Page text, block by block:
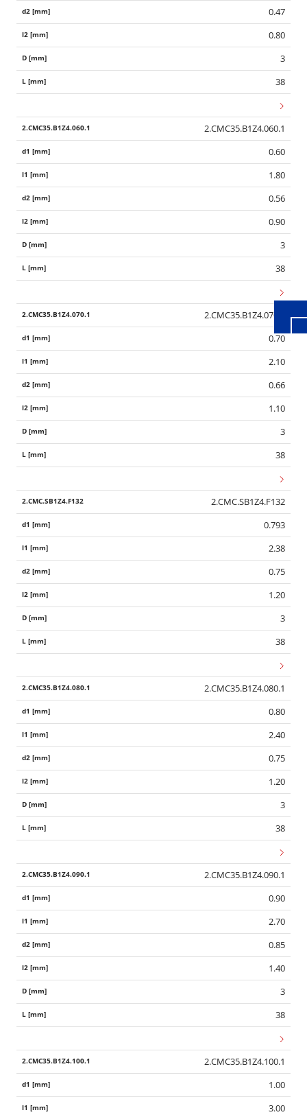
0.47
0.80
3
38
2.CMC35.B1Z4.060.1
0.60
1.80
0.56
0.90
3
38
2.CMC35.B1Z4.070.1
0.70
2.10
0.66
1.10
3
38
2.CMC.SB1Z4.F132
0.793
2.38
0.75
1.20
3
38
2.CMC35.B1Z4.080.1
0.80
2.40
0.75
1.20
3
38
2.CMC35.B1Z4.090.1
0.90
2.70
0.85
1.40
3
38
2.CMC35.B1Z4.100.1
1.00
3.00